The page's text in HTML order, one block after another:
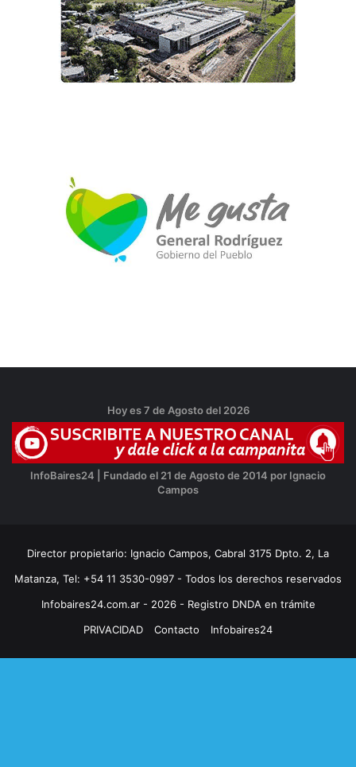
Hoy es 7 de Agosto del 2026
InfoBaires24 | Fundado el 21 de Agosto de 2014 por Ignacio
Campos
Director propietario: Ignacio Campos, Cabral 3175 Dpto. 2, La
Matanza, Tel: +54 11 3530-0997 - Todos los derechos reservados
Infobaires24.com.ar - 2026 - Registro DNDA en trámite
PRIVACIDAD
Contacto Infobaires24